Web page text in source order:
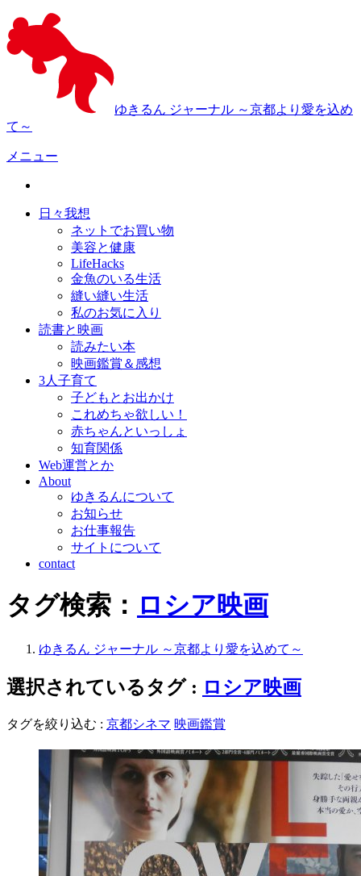
ゆきるん ジャーナル ～京都より愛を込め
て～
メニュー
日々我想
ネットでお買い物
美容と健康
LifeHacks
金魚のいる生活
縫い縫い生活
私のお気に入り
読書と映画
読みたい本
映画鑑賞＆感想
3人子育て
子どもとお出かけ
これめちゃ欲しい！
赤ちゃんといっしょ
知育関係
Web運営とか
About
ゆきるんについて
お知らせ
お仕事報告
サイトについて
contact
タグ検索： ロシア映画
ゆきるん ジャーナル ～京都より愛を込めて～
選択されているタグ : ロシア映画
タグを絞り込む : 京都シネマ 映画鑑賞